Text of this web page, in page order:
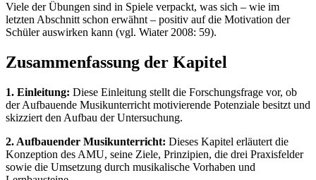
Viele der Übungen sind in Spiele verpackt, was sich – wie im
letzten Abschnitt schon erwähnt – positiv auf die Motivation der
Schüler auswirken kann (vgl. Wiater 2008: 59).
Zusammenfassung der Kapitel
1. Einleitung: Diese Einleitung stellt die Forschungsfrage vor, ob
der Aufbauende Musikunterricht motivierende Potenziale besitzt und
skizziert den Aufbau der Untersuchung.
2. Aufbauender Musikunterricht: Dieses Kapitel erläutert die
Konzeption des AMU, seine Ziele, Prinzipien, die drei Praxisfelder
sowie die Umsetzung durch musikalische Vorhaben und